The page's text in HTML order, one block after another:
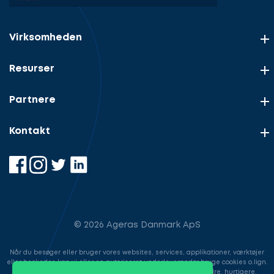
Virksomheden
Resurser
Partnere
Kontakt
© 2026 Ageras Danmark ApS
Når du besøger eller bruger vores websites, services, applikationer, værktøjer
eller beskeder, kan vi eller en autoriseret underleverandør bruge cookies o.lign.
til at gemme information for at gøre din brugeroplevelse bedre, hurtigere,